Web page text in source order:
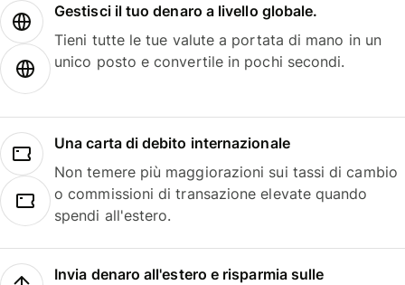
Gestisci il tuo denaro a livello globale.
Tieni tutte le tue valute a portata di mano in un
unico posto e convertile in pochi secondi.
Una carta di debito internazionale
Non temere più maggiorazioni sui tassi di cambio
o commissioni di transazione elevate quando
spendi all'estero.
Invia denaro all'estero e risparmia sulle